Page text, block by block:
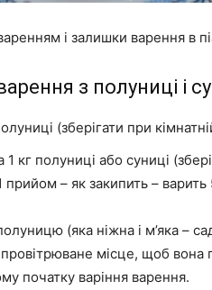
і залишки варення в
з полуниці і
(зберігати при
кг полуниці або суниці
прийом – як закипить –
(яка ніжна і м’яка –
місце, щоб вона
початку варіння варення.